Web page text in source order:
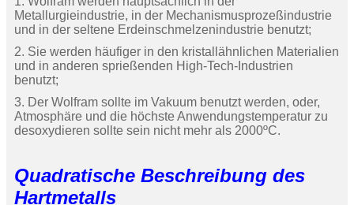
Metallurgieindustrie, in der Mechanismusprozeßindustrie
und in der seltene Erdeinschmelzenindustrie benutzt;
2. Sie werden häufiger in den kristallähnlichen Materialien
und in anderen sprießenden High-Tech-Industrien
benutzt;
3. Der Wolfram sollte im Vakuum benutzt werden, oder,
Atmosphäre und die höchste Anwendungstemperatur zu
desoxydieren sollte sein nicht mehr als 2000ºC.
Quadratische Beschreibung des
Hartmetalls